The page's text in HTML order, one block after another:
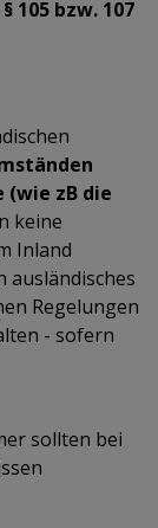
105 bzw. 107
zB die
keine
Inland
ausländisches
Regelungen
- sofern
sollten bei